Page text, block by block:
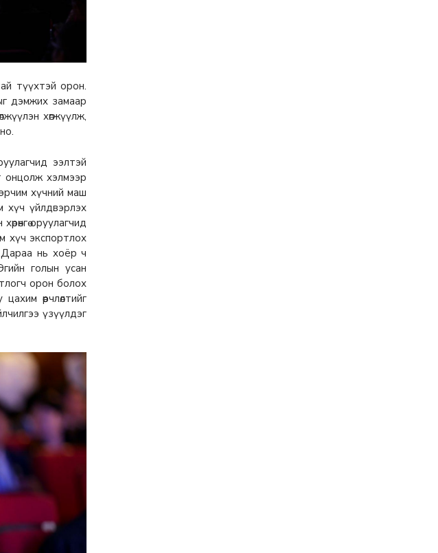
түүхтэй орон.
дэмжих замаар
хөгжүүлж,
ээлтэй
онцолж хэлмээр
хүчний маш
хүч үйлдвэрлэх
оруулагчид
хүч экспортлох
Дараа нь хоёр ч
голын усан
орон болох
өөрчлөлтийг
үзүүлдэг